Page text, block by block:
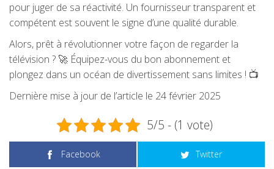
pour juger de sa réactivité. Un fournisseur transparent et
compétent est souvent le signe d’une qualité durable.
Alors, prêt à révolutionner votre façon de regarder la
télévision ? 🚀 Équipez-vous du bon abonnement et
plongez dans un océan de divertissement sans limites ! 📺
Dernière mise à jour de l’article le 24 février 2025
5/5 - (1 vote)
Facebook Twitter